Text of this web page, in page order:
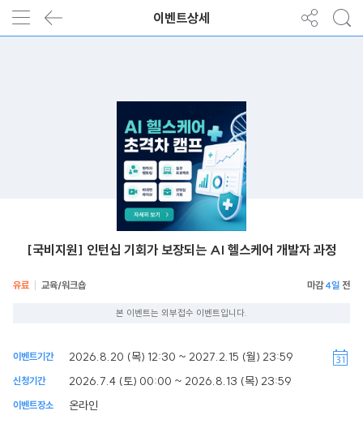
이벤트상세
[국비지원] 인턴십 기회가 보장되는 AI 헬스케어 개발자 과정
유료 교육/워크숍 4일
본 이벤트는 외부접수 이벤트입니다.
이벤트기간 2026.8.20 (목) 12:30 ~ 2027.2.15 (월) 23:59
신청기간 2026.7.4 (토) 00:00 ~ 2026.8.13 (목) 23:59
이벤트장소 온라인